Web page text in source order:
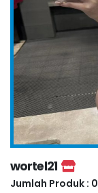
wortel21
Jumlah Produk : 0